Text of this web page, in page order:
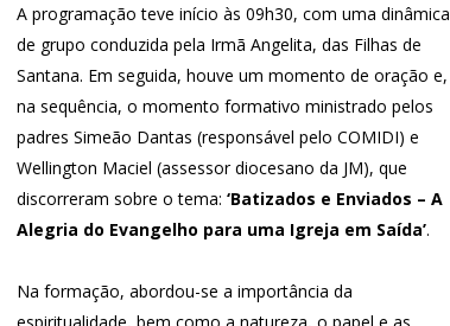
A programação teve início às 09h30, com uma dinâmica
de grupo conduzida pela Irmã Angelita, das Filhas de
Santana. Em seguida, houve um momento de oração e,
na sequência, o momento formativo ministrado pelos
padres Simeão Dantas (responsável pelo COMIDI) e
Wellington Maciel (assessor diocesano da JM), que
discorreram sobre o tema: ‘Batizados e Enviados – A
Alegria do Evangelho para uma Igreja em Saída’.
Na formação, abordou-se a importância da
espiritualidade, bem como a natureza, o papel e as